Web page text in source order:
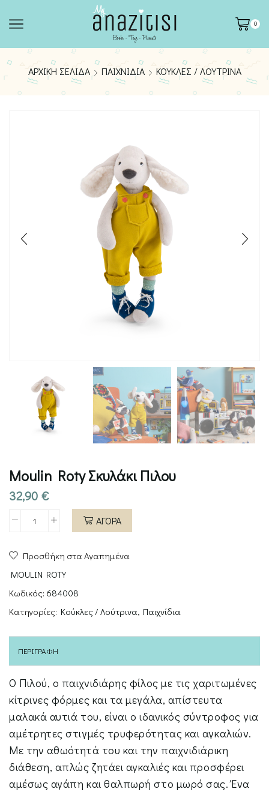
0
ΑΡΧΙΚΉ ΣΕΛΊΔΑ ΠΑΙΧΝΊΔΙΑ ΚΟΎΚΛΕΣ / ΛΟΎΤΡΙΝΑ
Moulin Roty Σκυλάκι Πιλου
32,90 €
Moulin
Σκυλάκι
Πιλου
ποσότητα
ΑΓΟΡΑ
Προσθήκη στα Αγαπημένα
MOULIN ROTY
Κωδικός: 684008
Κατηγορίες: Κούκλες / Λούτρινα, Παιχνίδια
ΠΕΡΙΓΡΑΦΉ
Ο Πιλού, ο παιχνιδιάρης φίλος με τις χαριτωμένες
κίτρινες φόρμες και τα μεγάλα, απίστευτα
μαλακά αυτιά του, είναι ο ιδανικός σύντροφος για
αμέτρητες στιγμές τρυφερότητας και αγκαλιών.
Με την αθωότητά του και την παιχνιδιάρικη
διάθεση, απλώς ζητάει αγκαλιές και προσφέρει
αμέσως αγάπη και θαλπωρή στο μωρό σας. Ένα